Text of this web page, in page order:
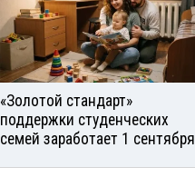
«Золотой стандарт»
поддержки студенческих
семей заработает 1 сентября